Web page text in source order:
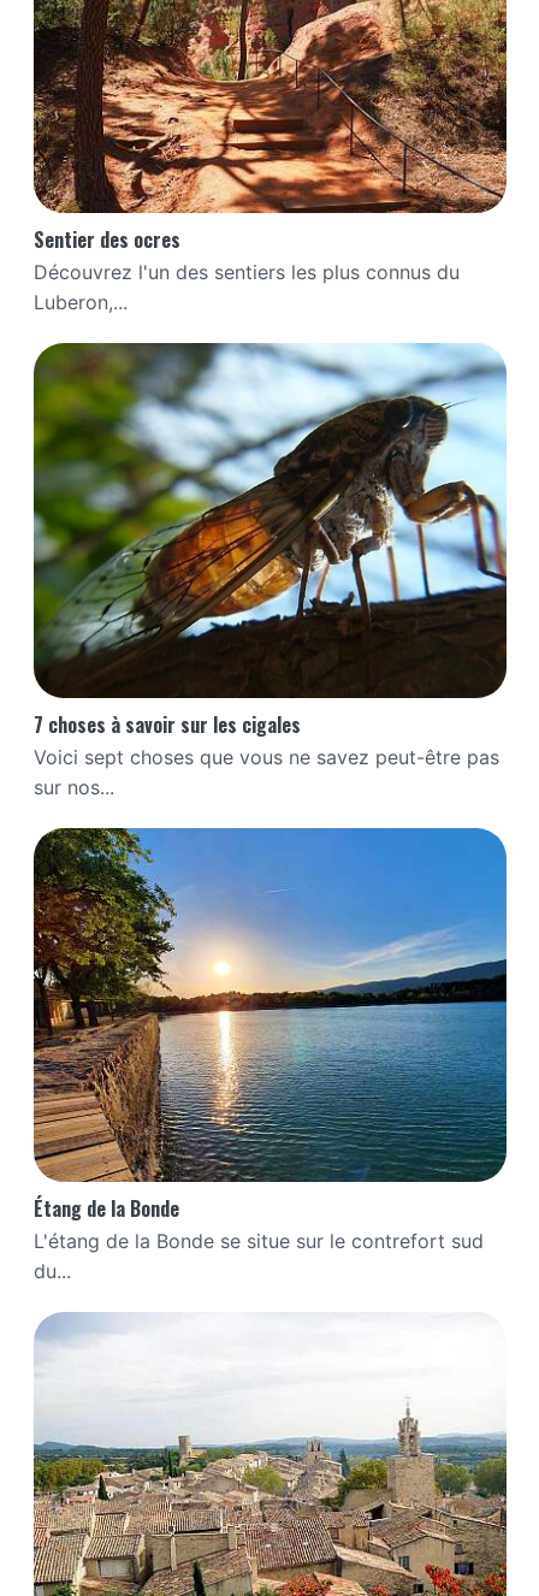
Sentier des ocres
Découvrez l'un des sentiers les plus connus du
Luberon,...
7 choses à savoir sur les cigales
Voici sept choses que vous ne savez peut-être pas
sur nos...
Étang de la Bonde
L'étang de la Bonde se situe sur le contrefort sud
du...